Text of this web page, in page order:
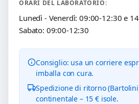
ORARI DEL LABORATORIO:
Lunedì - Venerdì: 09:00-12:30 e
Sabato: 09:00-12:30
Consiglio: usa un corriere
imballa con cura.
Spedizione di ritorno
continentale – 15 € isole.